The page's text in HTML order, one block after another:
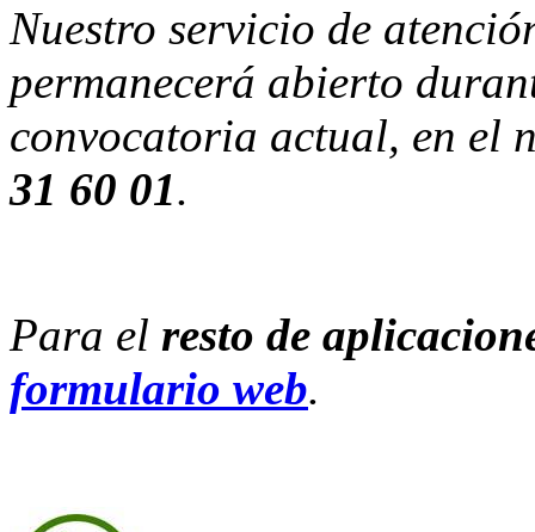
Nuestro servicio de
permanecerá abierto
convocatoria actual, en el
31 60 01.
Para el resto de
formulario web.